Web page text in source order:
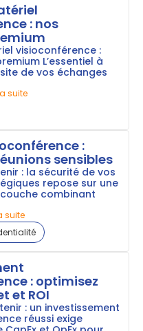
: nos
visioconférence :
L’essentiel à
de vos échanges
:
sensibles
: la sécurité de vos
repose sur une
combinant
: optimisez
et ROI
: un investissement
réussi exige